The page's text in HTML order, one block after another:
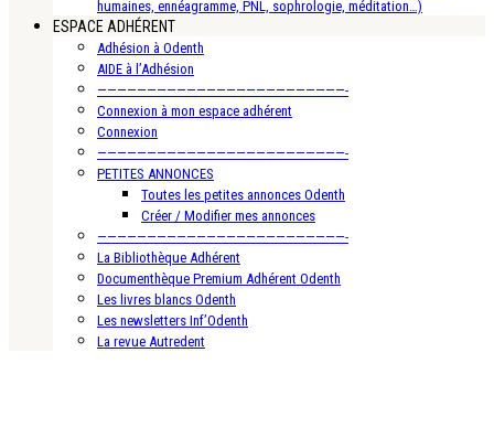
humaines, ennéagramme, PNL, sophrologie, méditation…)
ESPACE ADHÉRENT
Adhésion à Odenth
AIDE à l’Adhésion
—————————————————————————-
Connexion à mon espace adhérent
Connexion
—————————————————————————-
PETITES ANNONCES
Toutes les petites annonces Odenth
Créer / Modifier mes annonces
—————————————————————————-
La Bibliothèque Adhérent
Documenthèque Premium Adhérent Odenth
Les livres blancs Odenth
Les newsletters Inf’Odenth
La revue Autredent